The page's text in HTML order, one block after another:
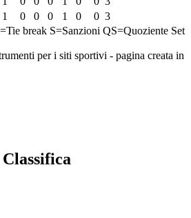
1 0 0 0 1 0 0 3
break S=Sanzioni QS=Quoziente Set
per i siti sportivi - pagina creata in
Classifica